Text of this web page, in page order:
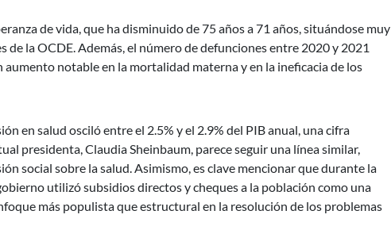
de vida, que ha disminuido de 75 años a 71 años, situándose muy
de la OCDE. Además, el número de defunciones entre 2020 y 2021
notable en la mortalidad materna y en la ineficacia de los
en salud osciló entre el 2.5% y el 2.9% del PIB anual, una cifra
presidenta, Claudia Sheinbaum, parece seguir una línea similar,
social sobre la salud. Asimismo, es clave mencionar que durante la
utilizó subsidios directos y cheques a la población como una
más populista que estructural en la resolución de los problemas